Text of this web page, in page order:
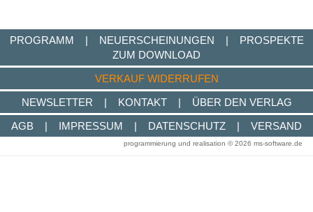
PROGRAMM | NEUERSCHEINUNGEN |
PROSPEKTE
ZUM DOWNLOAD
VERKAUF WIDERRUFEN
NEWSLETTER
| KONTAKT |
ÜBER DEN VERLAG
AGB
| IMPRESSUM | DATENSCHUTZ | VERSAND
programmierung und realisation © 2026 ms-software.de